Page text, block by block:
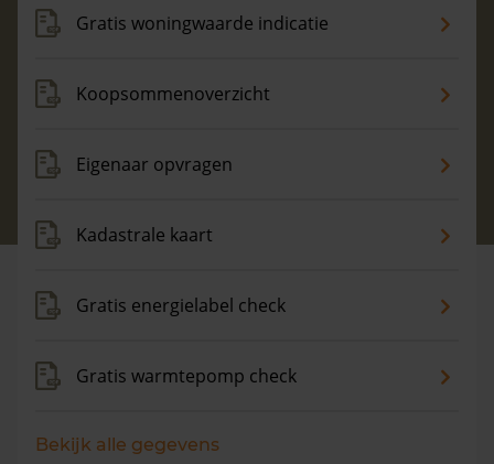
Gratis woningwaarde indicatie
Koopsommenoverzicht
Eigenaar opvragen
Kadastrale kaart
Gratis energielabel check
Gratis warmtepomp check
Bekijk alle gegevens